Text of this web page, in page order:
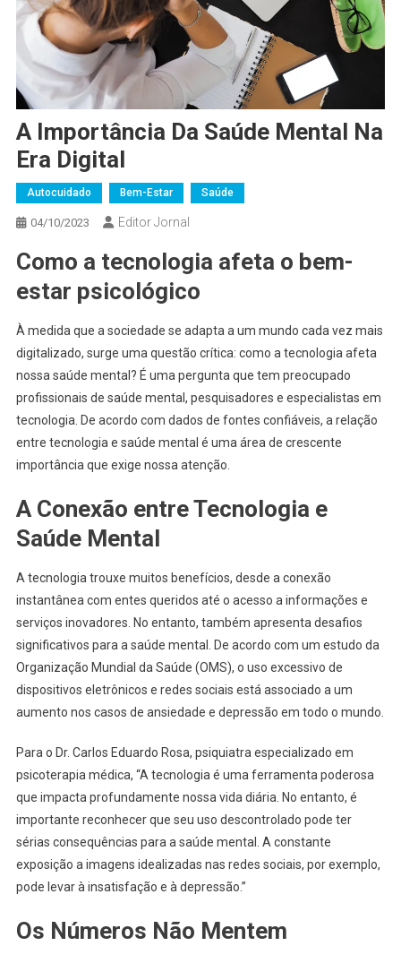
A Importância Da Saúde Mental Na
Era Digital
Autocuidado Bem-Estar Saúde
04/10/2023 Editor Jornal
Como a tecnologia afeta o bem-
estar psicológico
À medida que a sociedade se adapta a um mundo cada vez mais
digitalizado, surge uma questão crítica: como a tecnologia afeta
nossa saúde mental? É uma pergunta que tem preocupado
profissionais de saúde mental, pesquisadores e especialistas em
tecnologia. De acordo com dados de fontes confiáveis, a relação
entre tecnologia e saúde mental é uma área de crescente
importância que exige nossa atenção.
A Conexão entre Tecnologia e
Saúde Mental
A tecnologia trouxe muitos benefícios, desde a conexão
instantânea com entes queridos até o acesso a informações e
serviços inovadores. No entanto, também apresenta desafios
significativos para a saúde mental. De acordo com um estudo da
Organização Mundial da Saúde (OMS), o uso excessivo de
dispositivos eletrônicos e redes sociais está associado a um
aumento nos casos de ansiedade e depressão em todo o mundo.
Para o Dr. Carlos Eduardo Rosa, psiquiatra especializado em
psicoterapia médica, “A tecnologia é uma ferramenta poderosa
que impacta profundamente nossa vida diária. No entanto, é
importante reconhecer que seu uso descontrolado pode ter
sérias consequências para a saúde mental. A constante
exposição a imagens idealizadas nas redes sociais, por exemplo,
pode levar à insatisfação e à depressão.”
Os Números Não Mentem